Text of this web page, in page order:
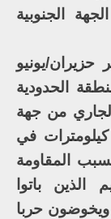
الجنوبية
يونيو
الحدودية
من جهة
كيلومترات في
المقاومة
الذين باتوا
حربا